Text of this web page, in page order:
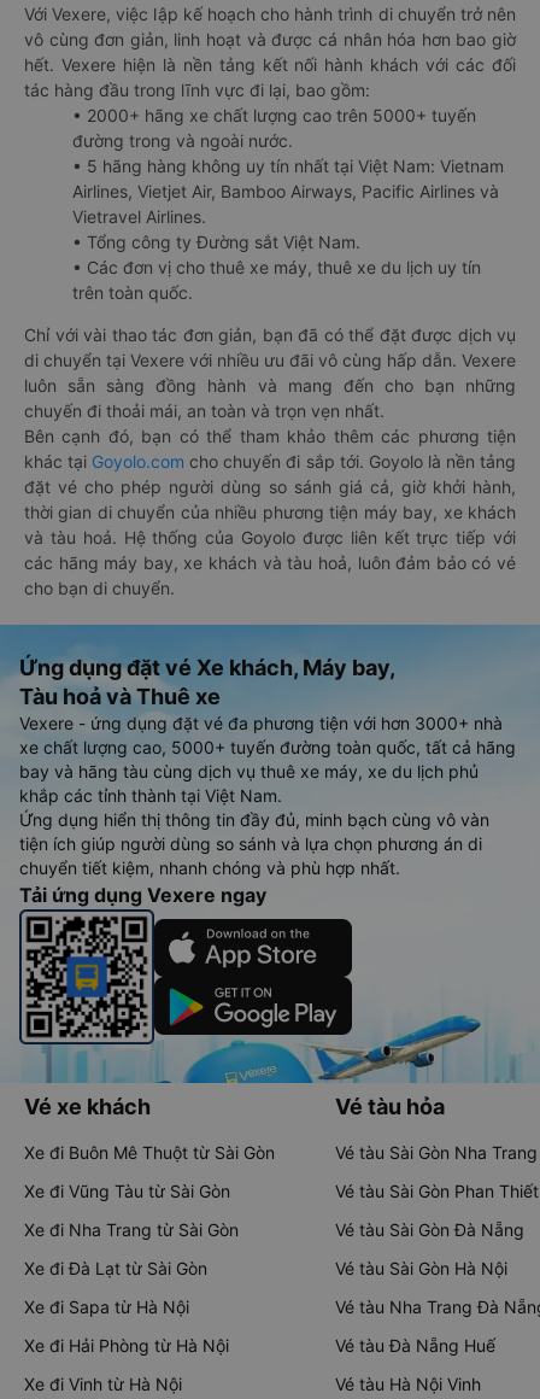
Với Vexere, việc lập kế hoạch cho hành trình di chuyển trở nên
vô cùng đơn giản, linh hoạt và được cá nhân hóa hơn bao giờ
hết. Vexere hiện là nền tảng kết nối hành khách với các đối
tác hàng đầu trong lĩnh vực đi lại, bao gồm:
• 2000+ hãng xe chất lượng cao trên 5000+ tuyến
đường trong và ngoài nước.
• 5 hãng hàng không uy tín nhất tại Việt Nam: Vietnam
Airlines, Vietjet Air, Bamboo Airways, Pacific Airlines và
Vietravel Airlines.
• Tổng công ty Đường sắt Việt Nam.
• Các đơn vị cho thuê xe máy, thuê xe du lịch uy tín
trên toàn quốc.
Chỉ với vài thao tác đơn giản, bạn đã có thể đặt được dịch vụ
di chuyển tại Vexere với nhiều ưu đãi vô cùng hấp dẫn. Vexere
luôn sẵn sàng đồng hành và mang đến cho bạn những
chuyến đi thoải mái, an toàn và trọn vẹn nhất.
Bên cạnh đó, bạn có thể tham khảo thêm các phương tiện
khác tại Goyolo.com cho chuyến đi sắp tới. Goyolo là nền tảng
đặt vé cho phép người dùng so sánh giá cả, giờ khởi hành,
thời gian di chuyển của nhiều phương tiện máy bay, xe khách
và tàu hoả. Hệ thống của Goyolo được liên kết trực tiếp với
các hãng máy bay, xe khách và tàu hoả, luôn đảm bảo có vé
cho bạn di chuyển.
Ứng dụng đặt vé Xe khách, Máy bay,
Tàu hoả và Thuê xe
Vexere - ứng dụng đặt vé đa phương tiện với hơn 3000+ nhà
xe chất lượng cao, 5000+ tuyến đường toàn quốc, tất cả hãng
bay và hãng tàu cùng dịch vụ thuê xe máy, xe du lịch phủ
khắp các tỉnh thành tại Việt Nam.
Ứng dụng hiển thị thông tin đầy đủ, minh bạch cùng vô vàn
tiện ích giúp người dùng so sánh và lựa chọn phương án di
chuyển tiết kiệm, nhanh chóng và phù hợp nhất.
Tải ứng dụng Vexere ngay
Vé xe khách
Xe đi Buôn Mê Thuột từ Sài Gòn
Xe đi Vũng Tàu từ Sài Gòn
Xe đi Nha Trang từ Sài Gòn
Xe đi Đà Lạt từ Sài Gòn
Xe đi Sapa từ Hà Nội
Xe đi Hải Phòng từ Hà Nội
Xe đi Vinh từ Hà Nội
Vé tàu hỏa
Vé tàu Sài Gòn Nha Trang
Vé tàu Sài Gòn Phan Thiết
Vé tàu Sài Gòn Đà Nẵng
Vé tàu Sài Gòn Hà Nội
Vé tàu Nha Trang Đà
Vé tàu Đà Nẵng Huế
Vé tàu Hà Nội Vinh